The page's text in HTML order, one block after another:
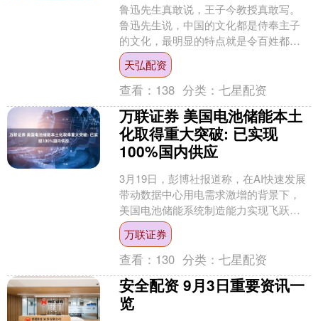
鲁迅先生真敢说，王子今教授真敢写。
鲁迅先生说，中国的文化都是侍奉主子
的文化，最明显的特点就是令百姓都沉
迷在迷信之中。 今天推荐给大家的是中
国人民大学国学院教授....
天弘配资
查看： 138 分类：七星配资
万联证券 美国电池储能本土
化取得重大突破: 已实现
100%国内供应
3月19日，彭博社报道称，在AI快速发展
带动数据中心用电需求激增的背景下，
美国电池储能系统制造能力实现飞跃式
增长，目前已具备完全满足国内需求的
本土生产能力，这标....
万联证券
查看： 130 分类：七星配资
安全配资 9月3日重要资讯一
览